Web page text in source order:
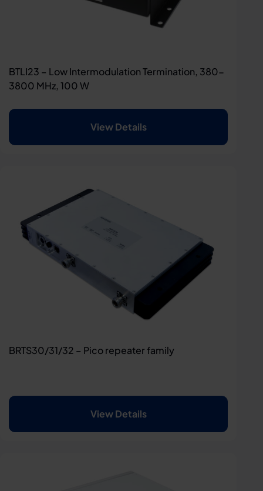
BTLI23 – Low Intermodulation Termination, 380-
3800 MHz, 100 W
View Details
BRTS30/31/32 – Pico repeater family
View Details